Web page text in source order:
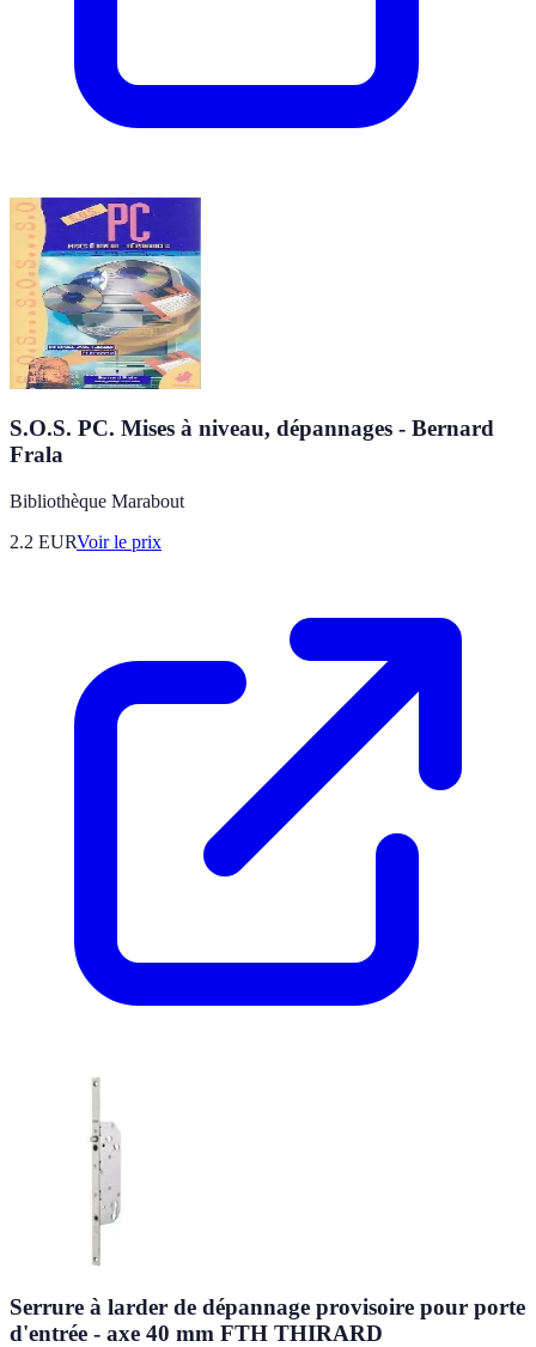
S.O.S. PC. Mises à niveau, dépannages - Bernard
Frala
Bibliothèque Marabout
2.2 EURVoir le prix
Serrure à larder de dépannage provisoire pour porte
d'entrée - axe 40 mm FTH THIRARD